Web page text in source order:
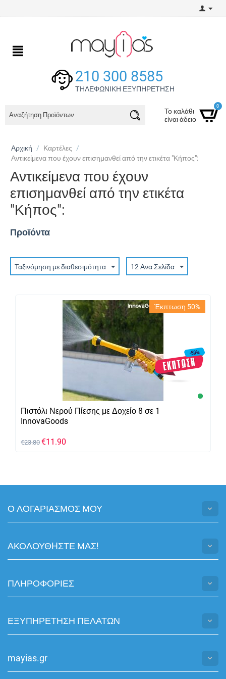
210 300 8585
ΤΗΛΕΦΩΝΙΚΗ ΕΞΥΠΗΡΕΤΗΣΗ
Το καλάθι
είναι άδειο
0
Αρχική / Καρτέλες
/
Αντικείμενα που έχουν επισημανθεί από την ετικέτα "Κήπος":
Αντικείμενα που έχουν
επισημανθεί από την ετικέτα
"Κήπος":
Προϊόντα
Ταξινόμηση με διαθεσιμότητα 12 Ανα Σελίδα
Έκπτωση 50%
Πιστόλι Νερού Πίεσης με Δοχείο 8 σε 1
InnovaGoods
€23.80 €11.90
Ο ΛΟΓΑΡΙΑΣΜΟΣ ΜΟΥ
ΑΚΟΛΟΥΘHΣΤΕ ΜΑΣ!
ΠΛΗΡΟΦΟΡΙΕΣ
ΕΞΥΠΗΡΕΤΗΣΗ ΠΕΛΑΤΩΝ
mayias.gr